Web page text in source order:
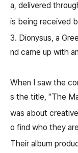
a, delivered
is being received
3. Dionysus, a
nd came up with
When I saw the
s the title, "The
was about
o find who they
Their album